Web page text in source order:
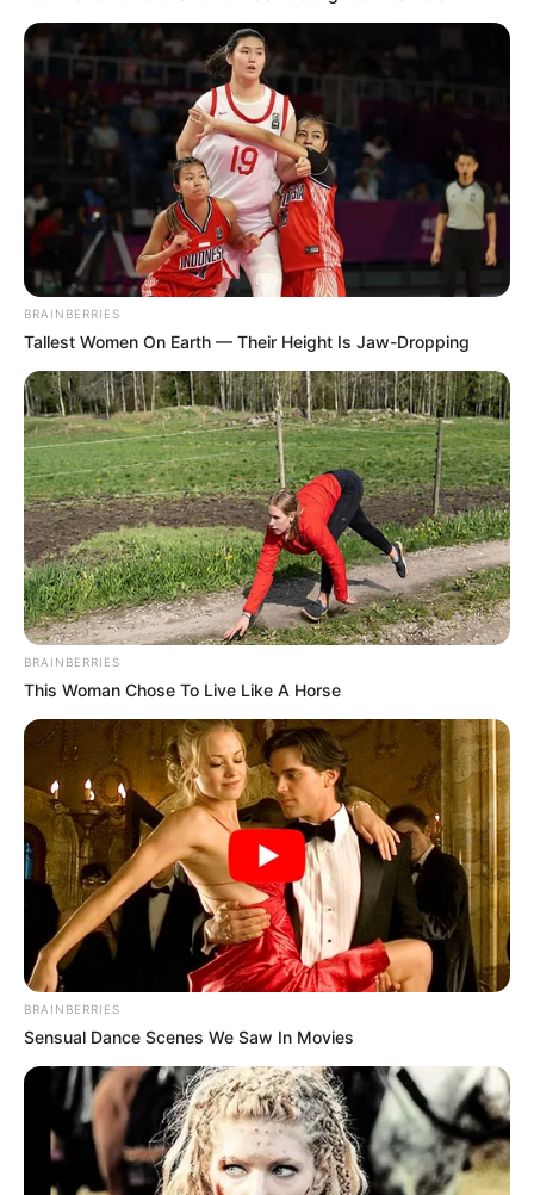
BRAINBERRIES
Tallest Women On Earth — Their Height Is Jaw-Dropping
BRAINBERRIES
This Woman Chose To Live Like A Horse
BRAINBERRIES
Sensual Dance Scenes We Saw In Movies